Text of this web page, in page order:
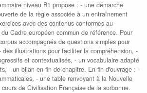
niveau B1 propose : - une démarche
de la règle associée à un entraînement
avec des contenus conformes au
Cadre européen commun de référence. Pour
accompagnés de questions simples pour
illustrations pour faciliter la compréhension, -
et contextualisés, - un vocabulaire adapté
- un bilan en fin de chapitre. En fin d'ouvrage : -
- une table renvoyant à la Nouvelle
de Civilisation Française de la sorbonne.